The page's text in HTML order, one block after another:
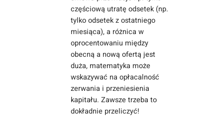
częściową utratę odsetek (np.
tylko odsetek z ostatniego
miesiąca), a różnica w
oprocentowaniu między
obecną a nową ofertą jest
duża, matematyka może
wskazywać na opłacalność
zerwania i przeniesienia
kapitału. Zawsze trzeba to
dokładnie przeliczyć!